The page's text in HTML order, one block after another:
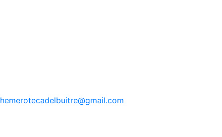
hemerotecadelbuitre@gmail.com